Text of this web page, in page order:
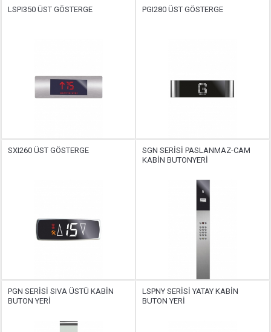
LSPI350 ÜST GÖSTERGE PGI280 ÜST GÖSTERGE
SXI260 ÜST GÖSTERGE
SGN SERİSİ PASLANMAZ-CAM
KABİN BUTONYERİ
PGN SERİSİ SIVA ÜSTÜ KABİN
BUTON YERİ
LSPNY SERİSİ YATAY KABİN
BUTON YERİ